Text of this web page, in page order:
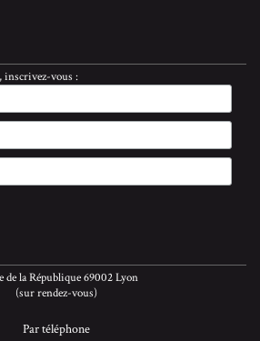
inscrivez-vous :
de la République 69002 Lyon
(sur rendez-vous)
Par téléphone